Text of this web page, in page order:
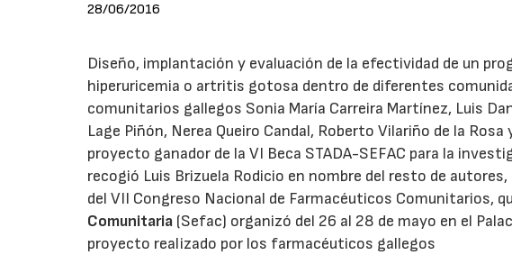
28/06/2016
Diseño, implantación y evaluación de la efectividad de un
hiperuricemia o artritis gotosa dentro de diferentes
comunitarios gallegos Sonia María Carreira Martínez, Luis
Lage Piñón, Nerea Queiro Candal, Roberto Vilariño de la
proyecto ganador de la VI Beca STADA-SEFAC para la
recogió Luis Brizuela Rodicio en nombre del resto de
del VII Congreso Nacional de Farmacéuticos Comunitarios,
Comunitaria (Sefac) organizó del 26 al 28 de mayo en el
proyecto realizado por los farmacéuticos gallegos